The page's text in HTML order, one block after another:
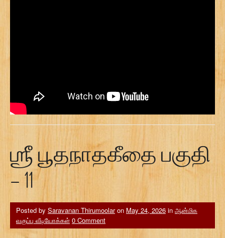
ஶ்ரீ பூதநாதகீதை பகுதி
– 11
Posted by Saravanan Thirumoolaron May 24, 2026 in ஆன்மிக
வகுப்பு வீடியோக்கள் 0 Comment